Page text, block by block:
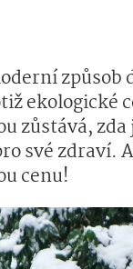
způsob
ekologické
zůstává,
své zdraví.
cenu!